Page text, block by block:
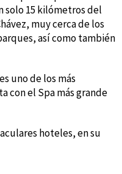
solo 15 kilómetros del
muy cerca de los
así como también
uno de los más
con el Spa más grande
hoteles, en su